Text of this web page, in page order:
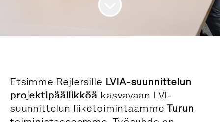
Etsimme Rejlersille LVIA-suunnittelun
projektipäällikköäkasvavaan LVI-
suunnittelun liiketoimintaamme Turun